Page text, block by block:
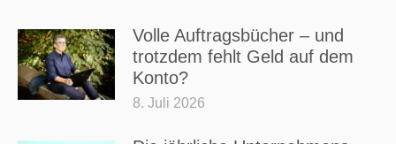
Volle Auftragsbücher – und
trotzdem fehlt Geld auf dem
Konto?
8. Juli 2026